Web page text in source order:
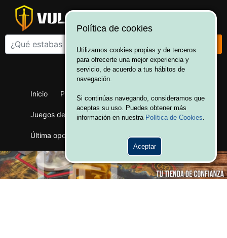
¡Bienvenido a Vulcania!
Inicio Productos Juegos de mesa
Juegos de cartas Merchandising Ofertas
Última oportunidad Wargames
Política de cookies
Utilizamos cookies propias y de terceros
para ofrecerte una mejor experiencia y
servicio, de acuerdo a tus hábitos de
navegación.
Si continúas navegando, consideramos que
aceptas su uso. Puedes obtener más
información en nuestra Política de Cookies.
Aceptar